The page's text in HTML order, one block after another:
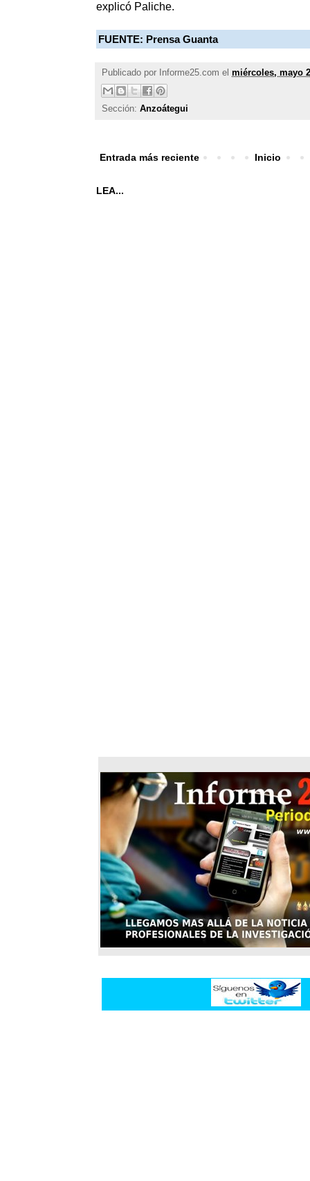
explicó Paliche.
FUENTE: Prensa Guanta
Publicado por Informe25.com el miércoles, mayo
Sección: Anzoátegui
Entrada más reciente Inicio
LEA...